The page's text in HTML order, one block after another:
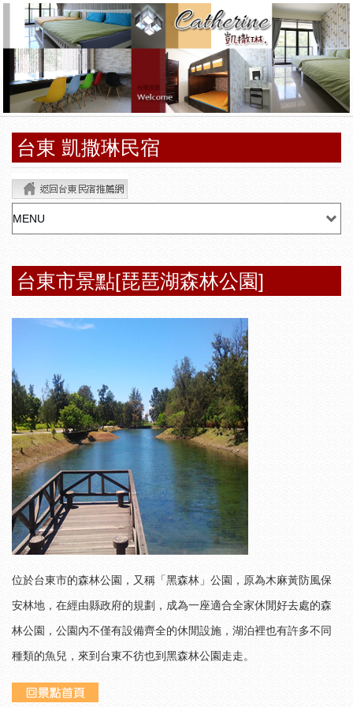
台東 凱撒琳民宿
台東市景點[琵琶湖森林公園]
位於台東市的森林公園，又稱「黑森林」公園，原為木麻黃防風保
安林地，在經由縣政府的規劃，成為一座適合全家休閒好去處的森
林公園，公園內不僅有設備齊全的休閒設施，湖泊裡也有許多不同
種類的魚兒，來到台東不彷也到黑森林公園走走。